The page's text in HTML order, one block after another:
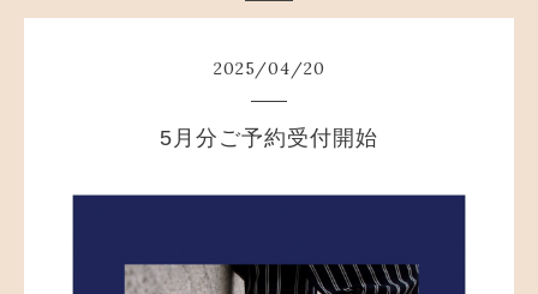
2025/04/20
5月分ご予約受付開始